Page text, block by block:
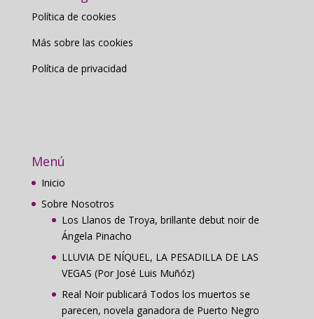
Política de cookies
Más sobre las cookies
Política de privacidad
Menú
Inicio
Sobre Nosotros
Los Llanos de Troya, brillante debut noir de
Ángela Pinacho
LLUVIA DE NÍQUEL, LA PESADILLA DE LAS
VEGAS (Por José Luis Muñóz)
Real Noir publicará Todos los muertos se
parecen, novela ganadora de Puerto Negro